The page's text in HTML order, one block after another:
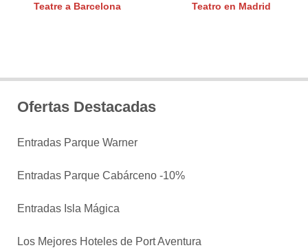
Teatre a Barcelona Teatro en Madrid
Ofertas Destacadas
Entradas Parque Warner
Entradas Parque Cabárceno -10%
Entradas Isla Mágica
Los Mejores Hoteles de Port Aventura